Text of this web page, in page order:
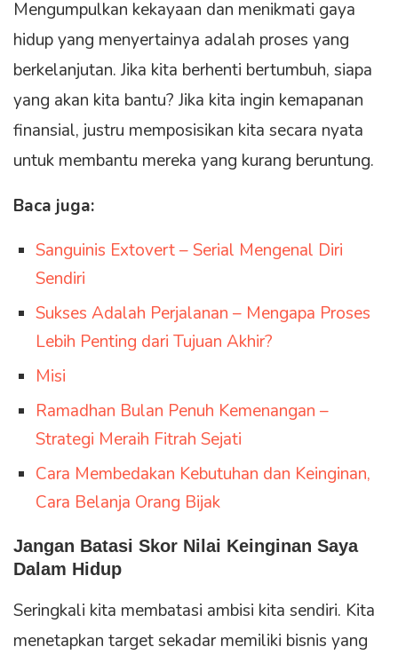
Mengumpulkan kekayaan dan menikmati gaya
hidup yang menyertainya adalah proses yang
berkelanjutan. Jika kita berhenti bertumbuh, siapa
yang akan kita bantu? Jika kita ingin kemapanan
finansial, justru memposisikan kita secara nyata
untuk membantu mereka yang kurang beruntung.
Baca juga:
Sanguinis Extovert – Serial Mengenal Diri
Sendiri
Sukses Adalah Perjalanan – Mengapa Proses
Lebih Penting dari Tujuan Akhir?
Misi
Ramadhan Bulan Penuh Kemenangan –
Strategi Meraih Fitrah Sejati
Cara Membedakan Kebutuhan dan Keinginan,
Cara Belanja Orang Bijak
Jangan Batasi Skor Nilai Keinginan Saya
Dalam Hidup
Seringkali kita membatasi ambisi kita sendiri. Kita
menetapkan target sekadar memiliki bisnis yang